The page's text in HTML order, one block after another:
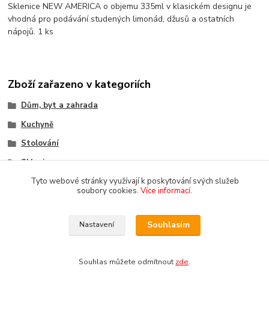
Sklenice NEW AMERICA o objemu 335ml v klasickém designu je
vhodná pro podávání studených limonád, džusů a ostatních
nápojů. 1 ks
Zboží zařazeno v kategoriích
Dům, byt a zahrada
Kuchyně
Stolování
Sklenice
Tyto webové stránky využívají k poskytování svých služeb
soubory cookies. Více informací.
Nastavení Souhlasím
Souhlas můžete odmítnout zde.